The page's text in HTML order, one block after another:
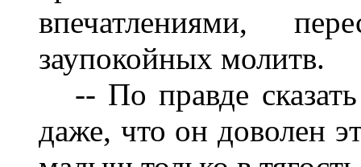
впечатлениями,
заупокойных молитв.
-- По правде
даже, что он доволен